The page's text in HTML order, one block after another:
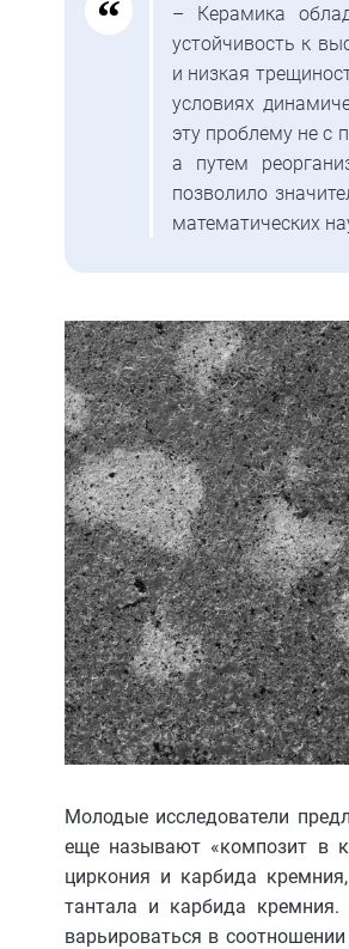
– Керамика
устойчивость к
и низкая
условиях
эту проблему не с
а путем
позволило
математических
Молодые исследователи
еще называют «композит в
циркония и карбида
тантала и карбида
варьироваться в